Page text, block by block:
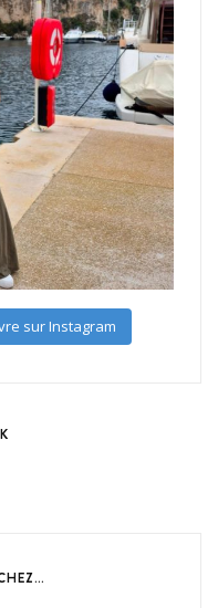
sur Instagram